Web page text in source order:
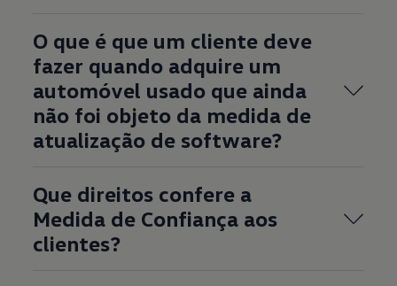
O que é que um cliente deve
fazer quando adquire um
automóvel usado que ainda
não foi objeto da medida de
atualização de software?
Que direitos confere a
Medida de Confiança aos
clientes?